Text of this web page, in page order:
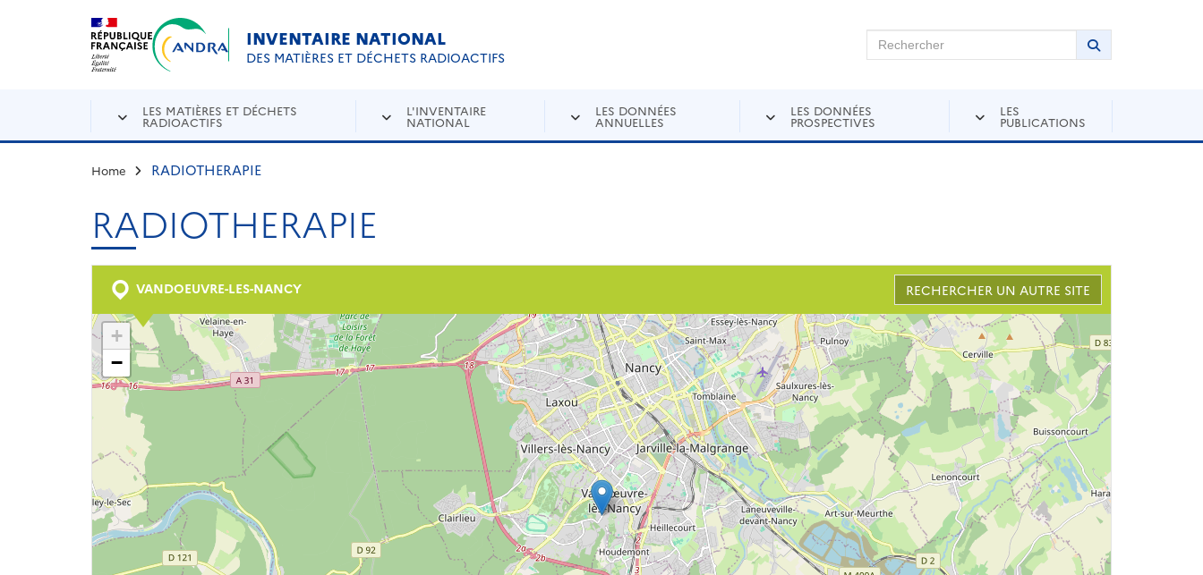
Aller au contenu principal
INVENTAIRE NATIONAL
DES MATIÈRES ET DÉCHETS RADIOACTIFS
Rechercher sur Andra Inventaire Rechercher
Lancer la
LES MATIÈRES ET DÉCHETS
RADIOACTIFS
L'INVENTAIRE
NATIONAL
LES DONNÉES
ANNUELLES
LES DONNÉES
PROSPECTIVES
LES
PUBLICATIONS
Home RADIOTHERAPIE
RADIOTHERAPIE
VANDOEUVRE-LES-NANCY RECHERCHER UN AUTRE SITE
+
−